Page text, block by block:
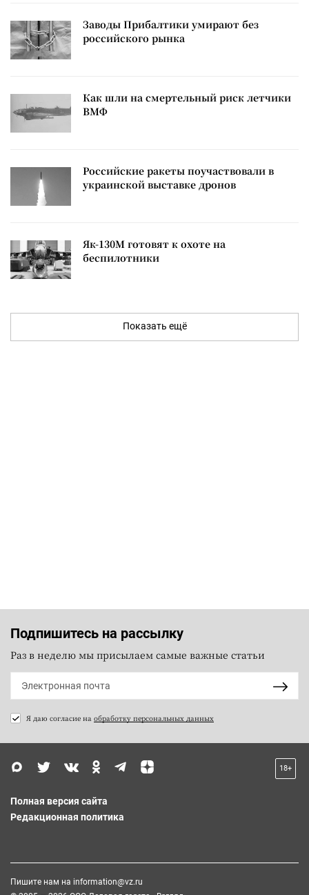
Заводы Прибалтики умирают без
российского рынка
Как шли на смертельный риск летчики
ВМФ
Российские ракеты поучаствовали в
украинской выставке дронов
Як-130М готовят к охоте на
беспилотники
Показать ещё
Подпишитесь на рассылку
Раз в неделю мы присылаем самые важные статьи
Я даю согласие на обработку персональных данных
18+
Полная версия сайта
Редакционная политика
Пишите нам на information@vz.ru